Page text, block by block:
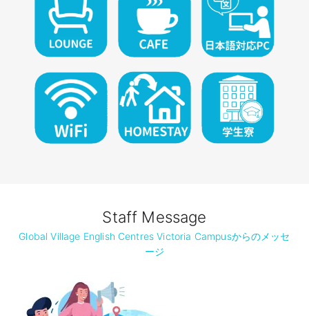
Staff Message
Global Village English Centres Victoria Campusからのメッセ
ージ